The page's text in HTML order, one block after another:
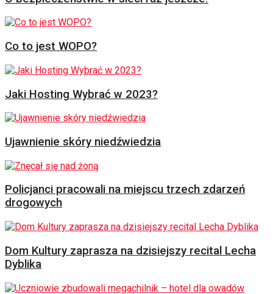
Co to jest WOPO?
Jaki Hosting Wybrać w 2023?
Ujawnienie skóry niedźwiedzia
Policjanci pracowali na miejscu trzech zdarzeń
drogowych
Dom Kultury zaprasza na dzisiejszy recital Lecha
Dyblika